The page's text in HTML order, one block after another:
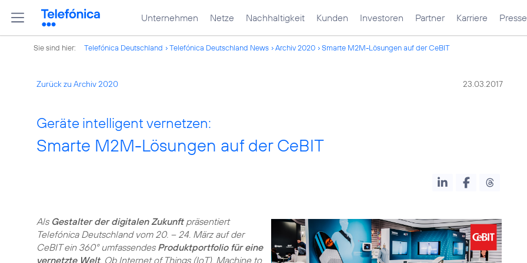
Unternehmen Netze Nachhaltigkeit Kunden Investoren Partner Karriere Presse
Sie sind hier: Telefónica Deutschland Telefónica Deutschland News Archiv 2020 Smarte M2M-Lösungen auf der CeBIT
Zurück zu Archiv 2020 23.03.2017
Geräte intelligent vernetzen:
Smarte M2M-Lösungen auf der CeBIT
Als Gestalter der digitalen Zukunftpräsentiert
Telefónica Deutschland vom 20. – 24. März auf der
CeBIT ein 360° umfassendes Produktportfolio für eine
vernetzte Welt. Ob Internet of Things (IoT), Machine to